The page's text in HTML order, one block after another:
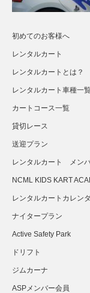
初めてのお客様へ
レンタルカート
レンタルカートとは？
レンタルカート車種一
カートコース一覧
貸切レース
送迎プラン
レンタルカート メン
NCML KIDS KART
レンタルカートカレン
ナイタープラン
Active Safety Park
ドリフト
ジムカーナ
ASPメンバー会員